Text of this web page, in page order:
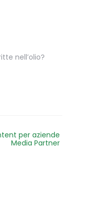
nell’olio?
per aziende
Media Partner